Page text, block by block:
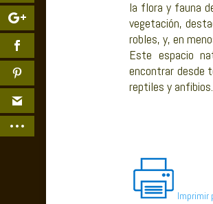
la flora y fauna
vegetación,
robles, y, en
Este espacio
encontrar desde
reptiles y anfibios.
Imprimir